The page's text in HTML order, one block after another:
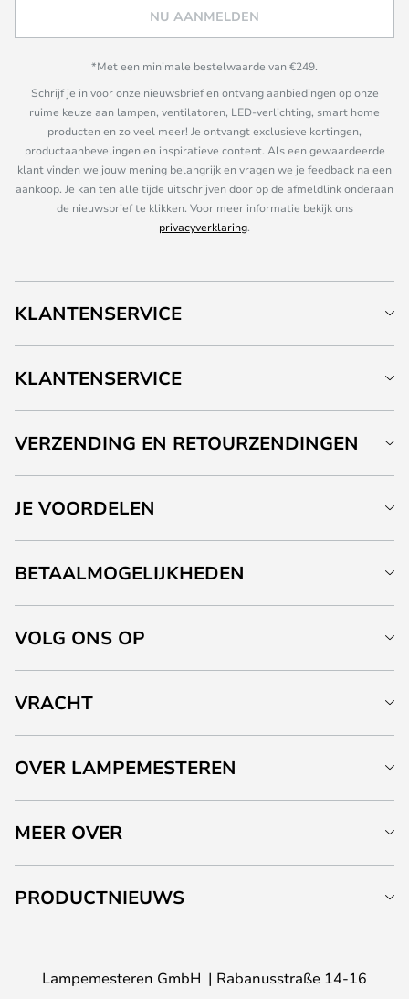
NU AANMELDEN
*Met een minimale bestelwaarde van €249.
Schrijf je in voor onze nieuwsbrief en ontvang aanbiedingen op onze
ruime keuze aan lampen, ventilatoren, LED-verlichting, smart home
producten en zo veel meer! Je ontvangt exclusieve kortingen,
productaanbevelingen en inspiratieve content. Als een gewaardeerde
klant vinden we jouw mening belangrijk en vragen we je feedback na een
aankoop. Je kan ten alle tijde uitschrijven door op de afmeldlink onderaan
de nieuwsbrief te klikken. Voor meer informatie bekijk ons
privacyverklaring.
KLANTENSERVICE
KLANTENSERVICE
VERZENDING EN RETOURZENDINGEN
JE VOORDELEN
BETAALMOGELIJKHEDEN
VOLG ONS OP
VRACHT
OVER LAMPEMESTEREN
MEER OVER
PRODUCTNIEUWS
Lampemesteren GmbH
Rabanusstraße 14-16